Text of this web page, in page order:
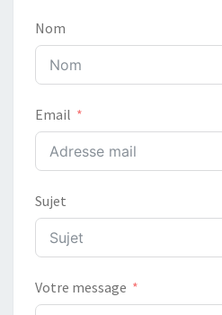
Nom
Email
Sujet
Votre message